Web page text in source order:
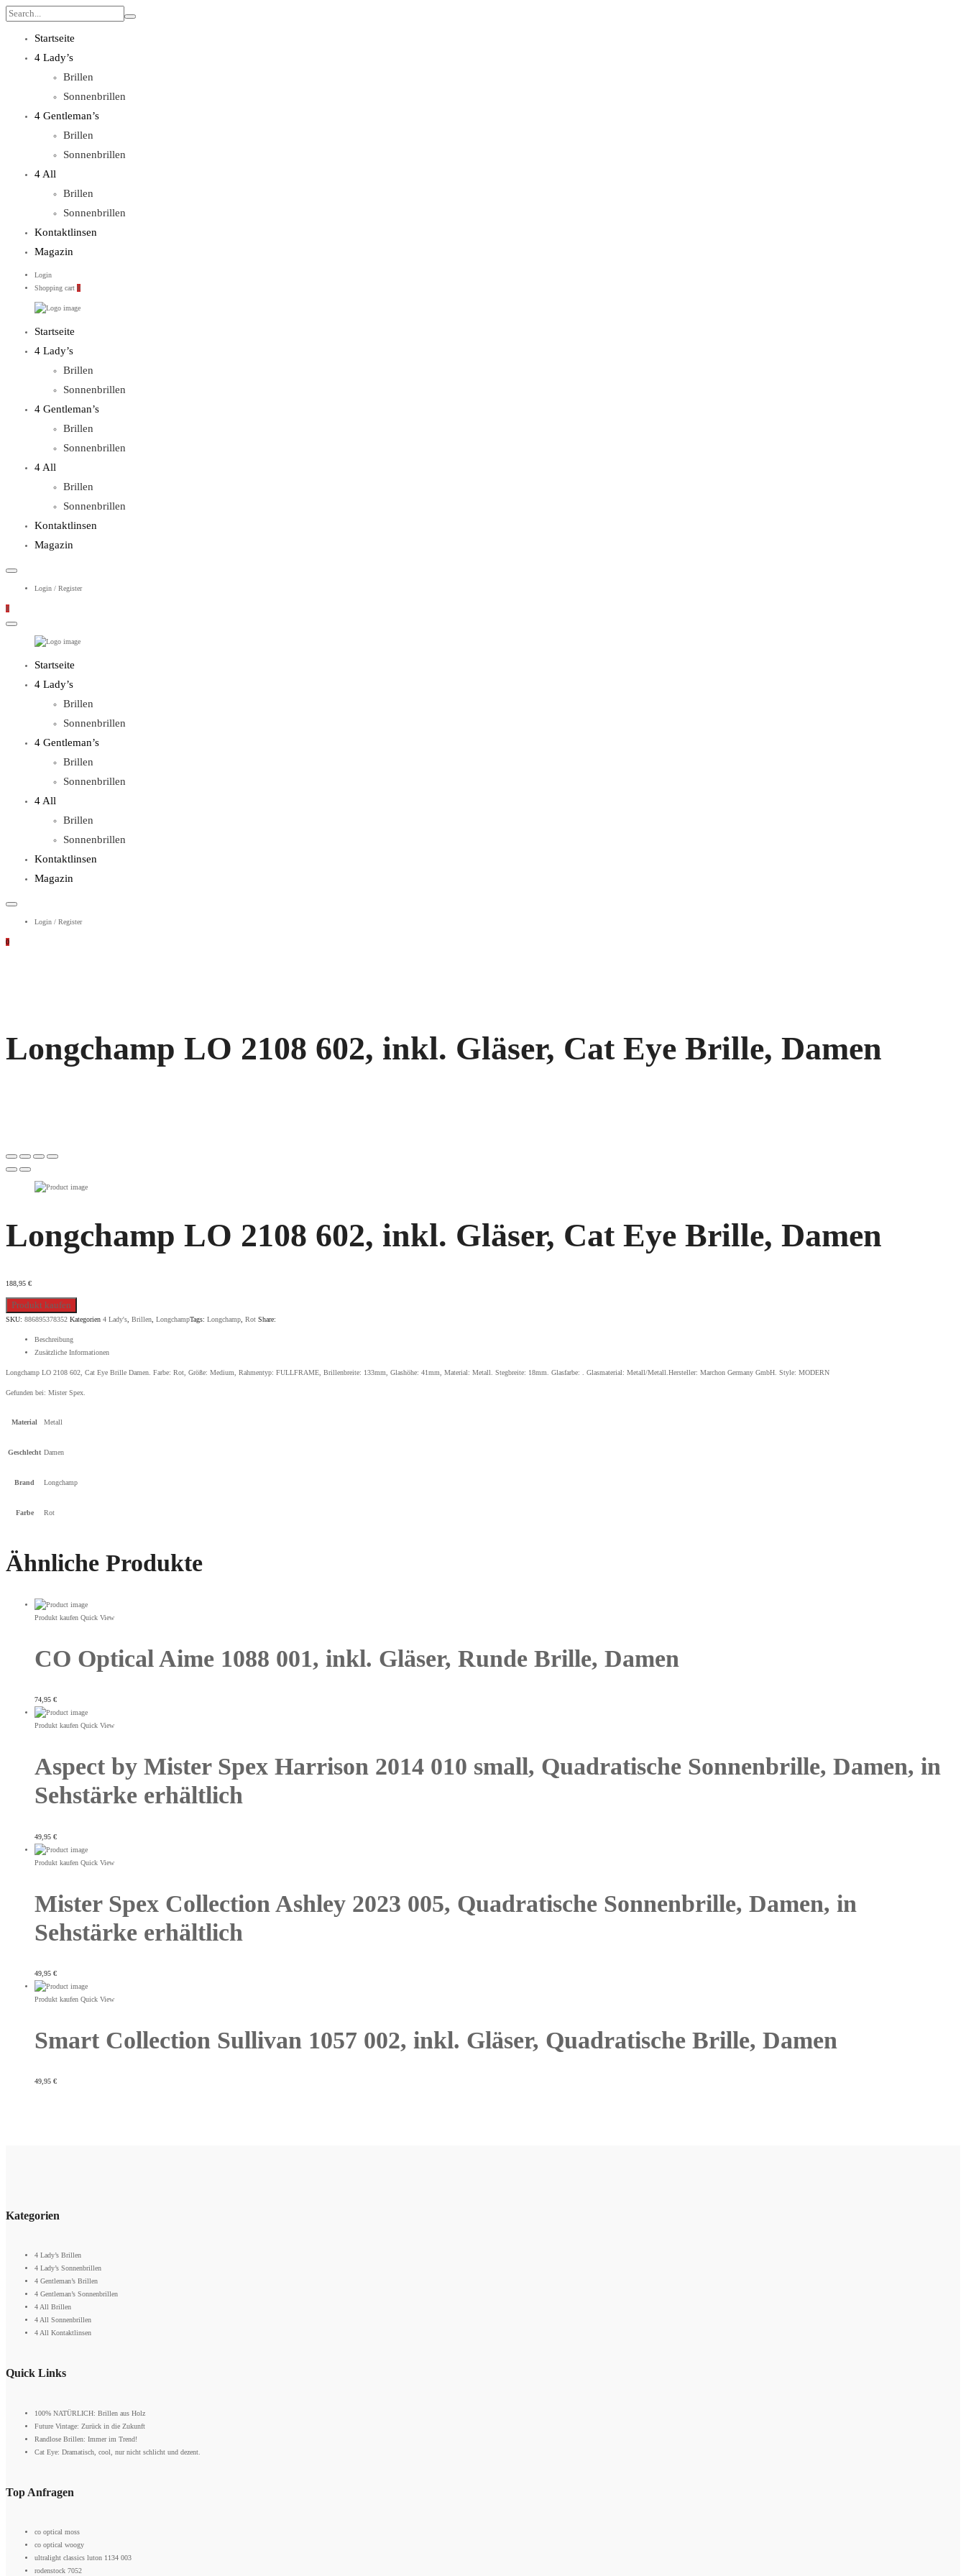
Search
for:
Startseite
4 Lady’s
Brillen
Sonnenbrillen
4 Gentleman’s
Brillen
Sonnenbrillen
4 All
Brillen
Sonnenbrillen
Kontaktlinsen
Magazin
Login
Shopping cart 0
Startseite
4 Lady’s
Brillen
Sonnenbrillen
4 Gentleman’s
Brillen
Sonnenbrillen
4 All
Brillen
Sonnenbrillen
Kontaktlinsen
Magazin
Login / Register
0
Startseite
4 Lady’s
Brillen
Sonnenbrillen
4 Gentleman’s
Brillen
Sonnenbrillen
4 All
Brillen
Sonnenbrillen
Kontaktlinsen
Magazin
Login / Register
0
Longchamp LO 2108 602, inkl. Gläser, Cat Eye Brille, Damen
Longchamp LO 2108 602, inkl. Gläser, Cat Eye Brille, Damen
188,95 €
Produkt kaufen
SKU: 886895378352 Kategorien 4 Lady's, Brillen, LongchampTags: Longchamp, Rot Share:
Beschreibung
Zusätzliche Informationen
Longchamp LO 2108 602, Cat Eye Brille Damen. Farbe: Rot, Größe: Medium, Rahmentyp: FULLFRAME, Brillenbreite: 133mm, Glashöhe: 41mm, Material: Metall. Stegbreite: 18mm. Glasfarbe: . Glasmaterial: Metall/Metall.Hersteller: Marchon Germany GmbH. Style: MODERN
Gefunden bei: Mister Spex.
Material Metall
Geschlecht Damen
Brand Longchamp
Farbe Rot
Ähnliche Produkte
Produkt kaufen Quick View
CO Optical Aime 1088 001, inkl. Gläser, Runde Brille, Damen
74,95 €
Produkt kaufen Quick View
Aspect by Mister Spex Harrison 2014 010 small, Quadratische Sonnenbrille, Damen, in
Sehstärke erhältlich
49,95 €
Produkt kaufen Quick View
Mister Spex Collection Ashley 2023 005, Quadratische Sonnenbrille, Damen, in
Sehstärke erhältlich
49,95 €
Produkt kaufen Quick View
Smart Collection Sullivan 1057 002, inkl. Gläser, Quadratische Brille, Damen
49,95 €
Kategorien
4 Lady’s Brillen
4 Lady’s Sonnenbrillen
4 Gentleman’s Brillen
4 Gentleman’s Sonnenbrillen
4 All Brillen
4 All Sonnenbrillen
4 All Kontaktlinsen
Quick Links
100% NATÜRLICH: Brillen aus Holz
Future Vintage: Zurück in die Zukunft
Randlose Brillen: Immer im Trend!
Cat Eye: Dramatisch, cool, nur nicht schlicht und dezent.
Top Anfragen
co optical moss
co optical woogy
ultralight classics luton 1134 003
rodenstock 7052